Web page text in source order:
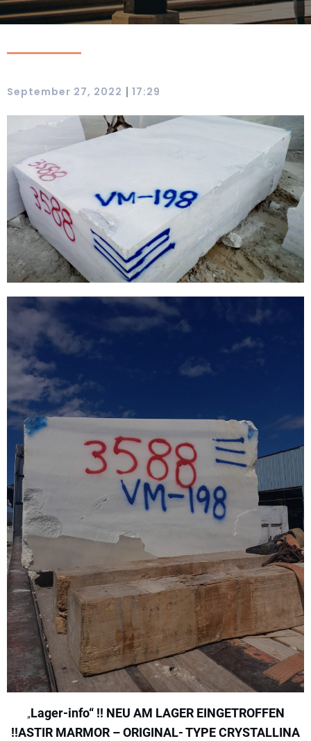
September 27, 2022 | 17:29
„Lager-info“ !! NEU AM LAGER EINGETROFFEN
!!ASTIR MARMOR – ORIGINAL- TYPE CRYSTALLINA